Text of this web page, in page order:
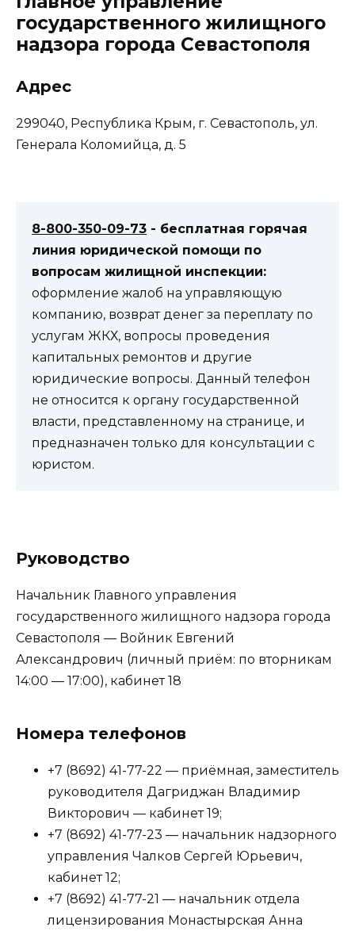
государственного жилищного
надзора города Севастополя
Адрес
299040, Республика Крым, г. Севастополь, ул.
Генерала Коломийца, д. 5
8-800-350-09-73 - бесплатная горячая
линия юридической помощи по
вопросам жилищной инспекции:
оформление жалоб на управляющую
компанию, возврат денег за переплату по
услугам ЖКХ, вопросы проведения
капитальных ремонтов и другие
юридические вопросы. Данный телефон
не относится к органу государственной
власти, представленному на странице, и
предназначен только для консультации с
юристом.
Руководство
Начальник Главного управления
государственного жилищного надзора города
Севастополя — Войник Евгений
Александрович (личный приём: по вторникам
14:00 — 17:00), кабинет 18
Номера телефонов
+7 (8692) 41-77-22 — приёмная, заместитель
руководителя Дагриджан Владимир
Викторович — кабинет 19;
+7 (8692) 41-77-23 — начальник надзорного
управления Чалков Сергей Юрьевич,
кабинет 12;
+7 (8692) 41-77-21 — начальник отдела
лицензирования Монастырская Анна